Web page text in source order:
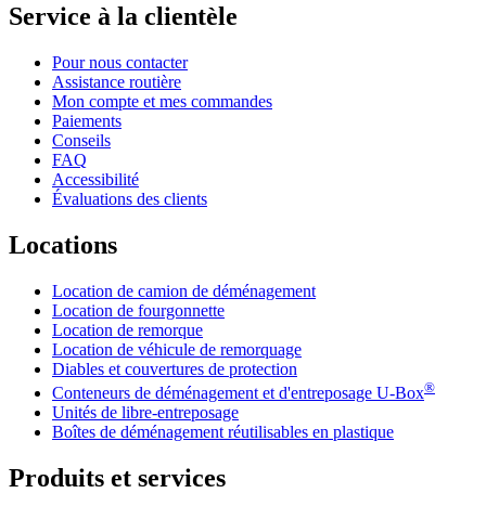
Service à la clientèle
Pour nous contacter
Assistance routière
Mon compte et mes commandes
Paiements
Conseils
FAQ
Accessibilité
Évaluations des clients
Locations
Location de camion de déménagement
Location de fourgonnette
Location de remorque
Location de véhicule de remorquage
Diables et couvertures de protection
Conteneurs de déménagement et d'entreposage U-Box®
Unités de libre-entreposage
Boîtes de déménagement réutilisables en plastique
Produits et services